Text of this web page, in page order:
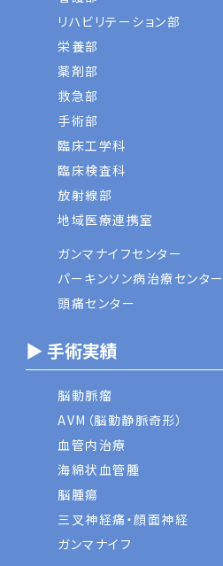
リハビリテーション部
栄養部
薬剤部
救急部
手術部
臨床工学科
臨床検査科
放射線部
地域医療連携室
ガンマナイフセンター
パーキンソン病治療センター
頭痛センター
▶ 手術実績
脳動脈瘤
AVM（脳動静脈奇形）
血管内治療
海綿状血管腫
脳腫瘍
三叉神経痛・顔面神経
ガンマナイフ